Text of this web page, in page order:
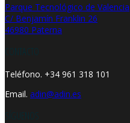
Parque Tecnológico de Valencia
C/ Benjamín Franklin 26
46980 Paterna
CONTACTO
Teléfono. +34 961 318 101
Email. adin@adin.es
SÍGUENOS